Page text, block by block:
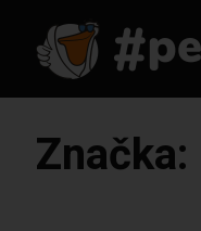
Značka: